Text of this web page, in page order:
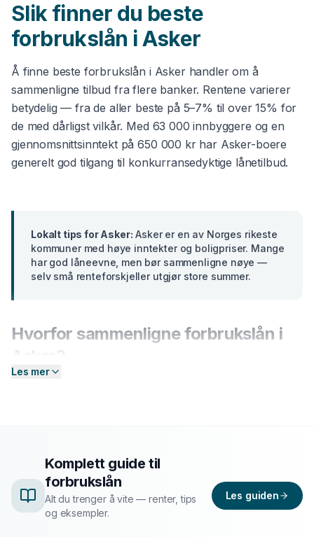
Slik finner du beste
forbrukslån iAsker
Å finne beste forbrukslån i Askerhandler om å
sammenligne tilbud fra flere banker. Rentene varierer
betydelig — fra de aller beste på 5–7% til over 15% for
de med dårligst vilkår. Med 63 000 innbyggere og en
gjennomsnittsinntekt på650 000 krhar Asker-boere
generelt god tilgang til konkurransedyktige lånetilbud.
Lokalt tips forAsker: Asker er en av Norges rikeste
kommuner med høye inntekter og boligpriser. Mange
har god låneevne, men bør sammenligne nøye —
selv små renteforskjeller utgjør store summer.
Hvorfor sammenligneforbrukslån i
Banker i
sammenligne aktuelle tilbud og finne det som passer
deg best.
Slik fungerer prosessen
Les mer
Komplett guide til
forbrukslån
Alt du trenger å vite — renter, tips
og eksempler.
Les guiden